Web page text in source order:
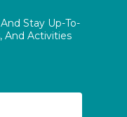
Stay Up-To-
And Activities